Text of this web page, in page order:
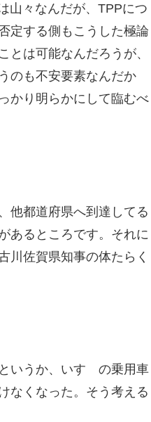
山々なんだが、TPPにつ
定する側もこうした極論
は可能なんだろうが、
のも不安要素なんだか
かり明らかにして臨むべ
他都道府県へ到達してる
あるところです。それに
川佐賀県知事の体たらく
いうか、いすゞの乗用車
なくなった。そう考える